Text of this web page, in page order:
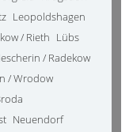
Leopoldshagen
/ Rieth Lübs
/ Radekow
/ Wrodow
Neuendorf